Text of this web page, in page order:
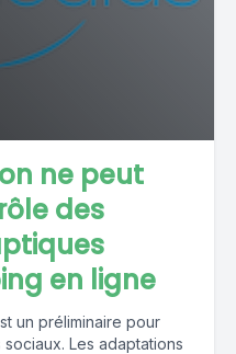
ne peut
des
en ligne
un préliminaire pour
Les adaptations